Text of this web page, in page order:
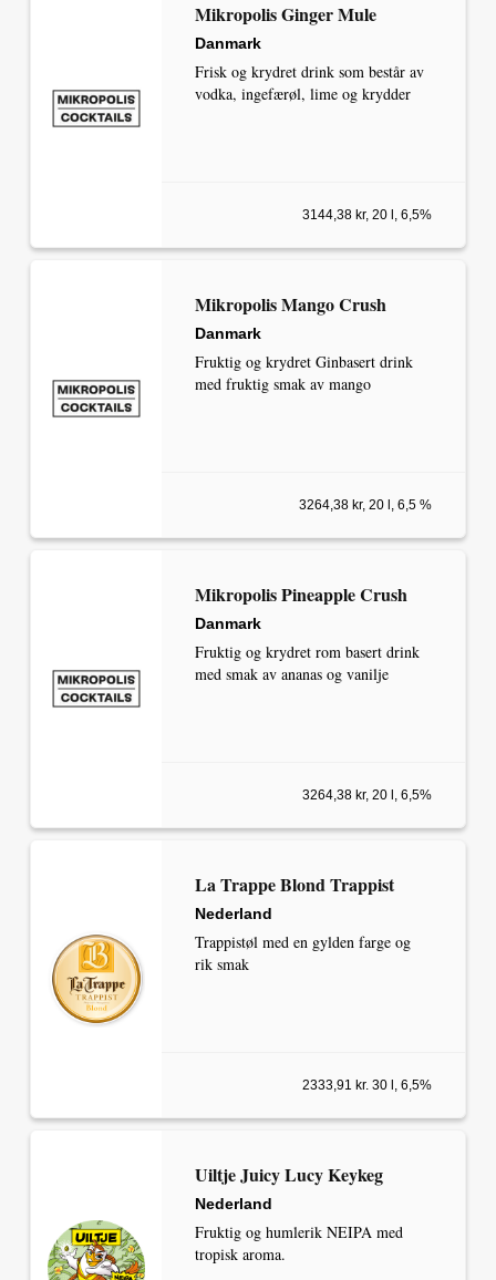
Mikropolis Ginger Mule
Danmark
Frisk og krydret drink som består av
vodka, ingefærøl, lime og krydder
3144,38 kr, 20 l, 6,5%
Mikropolis Mango Crush
Danmark
Fruktig og krydret Ginbasert drink
med fruktig smak av mango
3264,38 kr, 20 l, 6,5 %
Mikropolis Pineapple Crush
Danmark
Fruktig og krydret rom basert drink
med smak av ananas og vanilje
3264,38 kr, 20 l, 6,5%
La Trappe Blond Trappist
Nederland
Trappistøl med en gylden farge og
rik smak
2333,91 kr. 30 l, 6,5%
Uiltje Juicy Lucy Keykeg
Nederland
Fruktig og humlerik NEIPA med
tropisk aroma.